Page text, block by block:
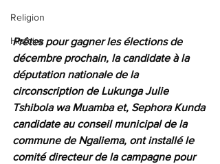
Religion
Histoire
Prêtes pour gagner les élections de
décembre prochain, la candidate à la
députation nationale de la
circonscription de Lukunga Julie
Tshibola wa Muamba et, Sephora Kunda
candidate au conseil municipal de la
commune de Ngaliema, ont installé le
comité directeur de la campagne pour